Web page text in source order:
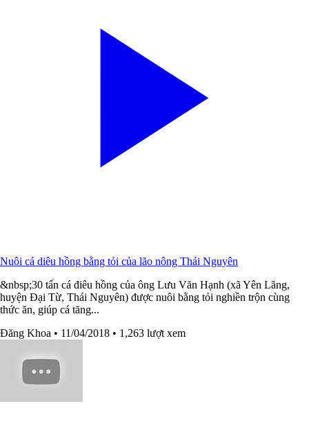
Nuôi cá diêu hồng bằng tỏi của lão nông Thái Nguyên
&nbsp;30 tấn cá điêu hồng của ông Lưu Văn Hạnh (xã Yên Lãng,
huyện Đại Từ, Thái Nguyên) được nuôi bằng tỏi nghiền trộn cùng
thức ăn, giúp cá tăng...
Đăng Khoa • 11/04/2018 • 1,263 lượt xem